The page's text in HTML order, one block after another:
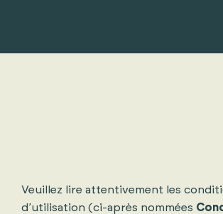
Veuillez lire attentivement les
d’utilisation (ci-après nommées